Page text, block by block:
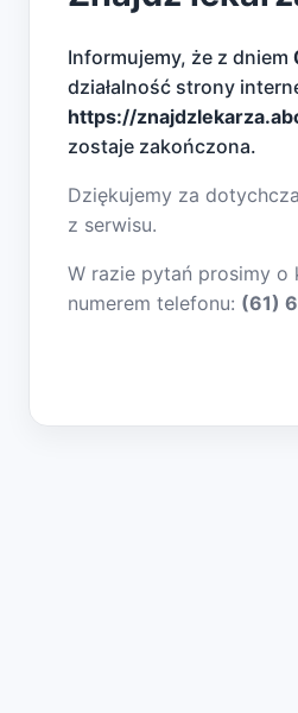
Informujemy, że z dniem
działalność strony
https://
zostaje zakończona.
Dziękujemy za
z serwisu.
W razie pytań prosimy o
numerem telefonu: (61)